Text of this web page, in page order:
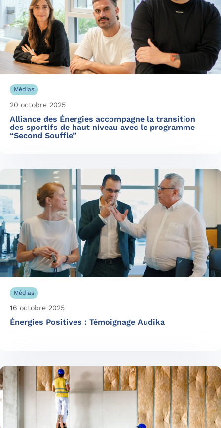
Médias
20 octobre 2025
Alliance des Énergies accompagne la transition
des sportifs de haut niveau avec le programme
“Second Souffle”
Médias
16 octobre 2025
Énergies Positives : Témoignage Audika